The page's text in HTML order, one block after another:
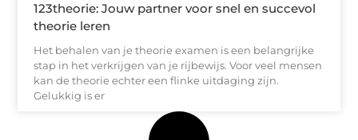
123theorie: Jouw partner voor snel en succevol
theorie leren
Het behalen van je theorie examen is een belangrijke
stap in het verkrijgen van je rijbewijs. Voor veel mensen
kan de theorie echter een flinke uitdaging zijn.
Gelukkig is er